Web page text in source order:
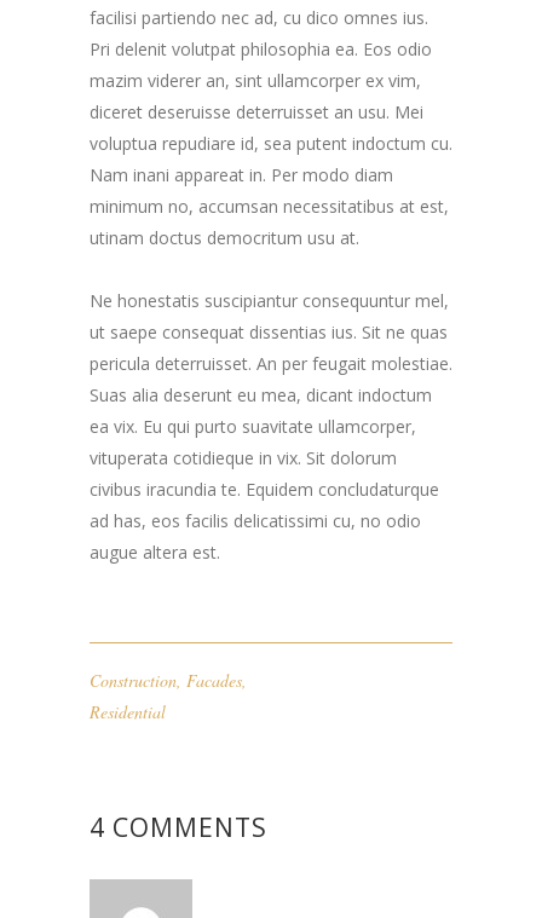
facilisi partiendo nec ad, cu dico omnes ius.
Pri delenit volutpat philosophia ea. Eos odio
mazim viderer an, sint ullamcorper ex vim,
diceret deseruisse deterruisset an usu. Mei
voluptua repudiare id, sea putent indoctum cu.
Nam inani appareat in. Per modo diam
minimum no, accumsan necessitatibus at est,
utinam doctus democritum usu at.
Ne honestatis suscipiantur consequuntur mel,
ut saepe consequat dissentias ius. Sit ne quas
pericula deterruisset. An per feugait molestiae.
Suas alia deserunt eu mea, dicant indoctum
ea vix. Eu qui purto suavitate ullamcorper,
vituperata cotidieque in vix. Sit dolorum
civibus iracundia te. Equidem concludaturque
ad has, eos facilis delicatissimi cu, no odio
augue altera est.
Construction, Facades,
Residential
4 COMMENTS